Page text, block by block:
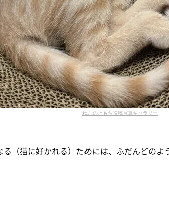
ねこのきもち投稿写真ギャラリー
（猫に好かれる）ためには、ふだんどのよ